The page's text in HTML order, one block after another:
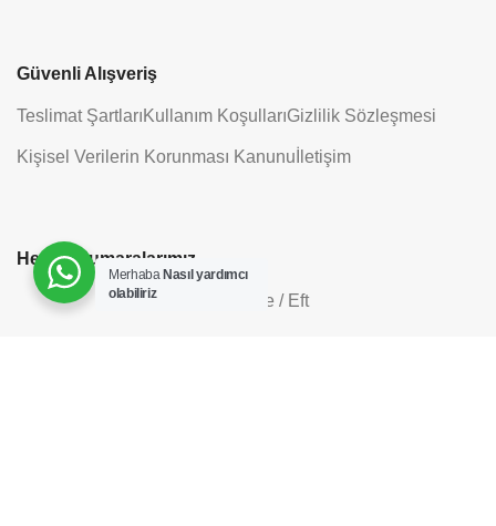
Güvenli Alışveriş
Teslimat ŞartlarıKullanım KoşullarıGizlilik Sözleşmesi
Kişisel Verilerin Korunması Kanunu İletişim
Hesap Numaralarımız
Havale / Eft
Merhaba Nasıl yardımcı
olabiliriz